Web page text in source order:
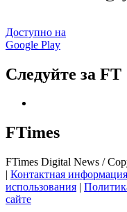
Доступно на
Google Play
Следуйте за FT
FTimes
FTimes Digital News /
| Контактная информация
использования |
сайте